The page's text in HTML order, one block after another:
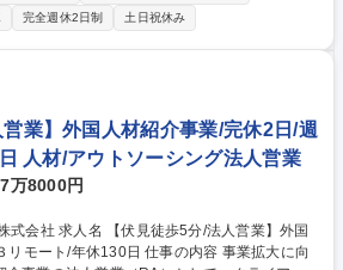
モノをいうコンサル要素のある営業です。
イヤーの技術や製品を理解し、国内顧客の課題
、納期調整、品質対応に加え、海外本国と英語
に向けた戦略立案も担います。 【働き方】基
となり、個人での裁量は非常に大きいです。
で進捗の確認を行い計画から遅滞がないか確
任せにはしない働き方です。 募集職種 名
かす/海外出張有/直行直帰・在宅OK/年休130日
完全週休2日制 土日祝休み
営業】外国人材紹介事業/完休2日/週
人材/アウトソーシング法人営業
万8000円
/法人営業】外国
130日 仕事の内容 事業拡大に向